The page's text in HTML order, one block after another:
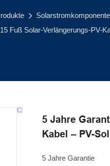
Fuß Solar-Verlängerungs-PV-
5 Jahre
Kabel – PV-
5 Jahre Garantie